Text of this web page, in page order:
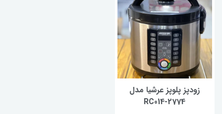
زودپز پلوپز عرشیا مدل
RC014-2774